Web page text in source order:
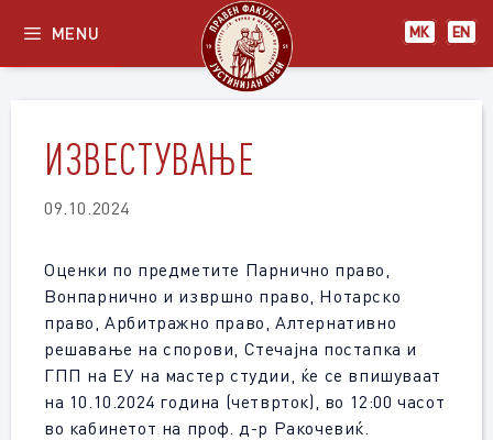
content
МК EN
MENU
ИЗВЕСТУВАЊЕ
09.10.2024
Оценки по предметите Парнично право,
Вонпарнично и извршно право, Нотарско
право, Арбитражно право, Алтернативно
решавање на спорови, Стечајна постапка и
ГПП на ЕУ на мастер студии, ќе се впишуваат
на 10.10.2024 година (четврток), во 12:00 часот
во кабинетот на проф. д-р Ракочевиќ.